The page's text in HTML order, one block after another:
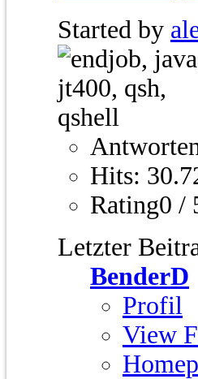
Started by
Hits:
Rating0 /
Letzter
BenderD
Profil
View